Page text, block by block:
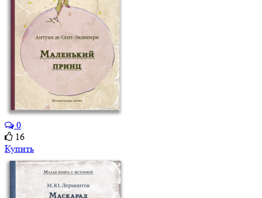
0
16
Купить